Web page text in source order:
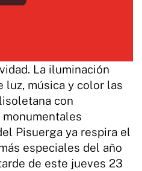
La iluminación
luz, música y color las
con
Pisuerga ya respira el
especiales del año
de este jueves 23